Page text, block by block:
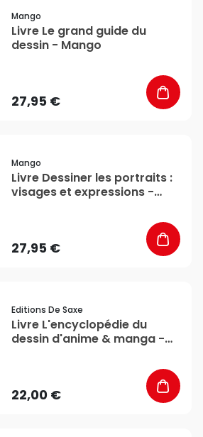
Mango
Livre Le grand guide du
dessin - Mango
27,95 €
Mango
Livre Dessiner les portraits :
visages et expressions -
27,95 €
Editions De Saxe
Livre L'encyclopédie du
dessin d'anime & manga -
22,00 €